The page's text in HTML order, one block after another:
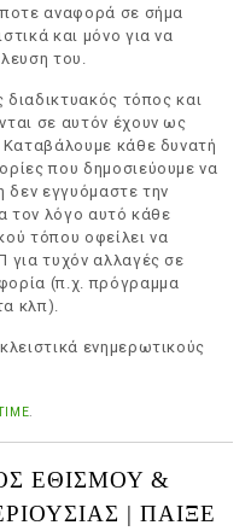
αναφορά σε σήμα
και μόνο για να
του.
διαδικτυακός τόπος και
σε αυτόν έχουν ως
κάθε δυνατή
που δημοσιεύουμε να
δεν εγγυόμαστε την
τον λόγο αυτό κάθε
τόπου οφείλει να
για τυχόν αλλαγές σε
(π.χ. πρόγραμμα
κλπ).
ενημερωτικούς
.
ΕΘΙΣΜΟΥ &
| ΠΑΙΞΕ